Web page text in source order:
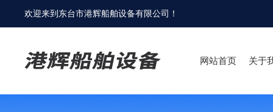
欢迎来到 东台市港辉船舶设备有限公司 ！
网站首页 关于